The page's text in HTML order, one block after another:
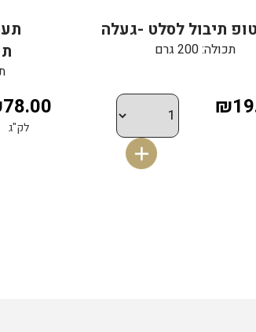
תיבול לסלט -געלה
תכולה: 200 גרם
לק"ג